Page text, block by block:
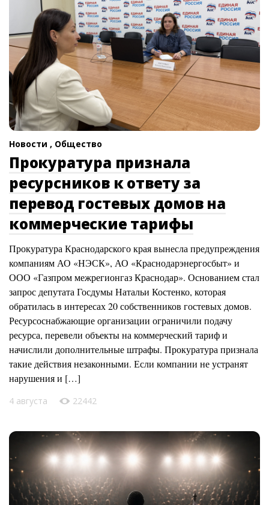
Новости , Общество
Прокуратура признала
ресурсников к ответу за
перевод гостевых домов на
коммерческие тарифы
Прокуратура Краснодарского края вынесла предупреждения
компаниям АО «НЭСК», АО «Краснодарэнергосбыт» и
ООО «Газпром межрегионгаз Краснодар». Основанием стал
запрос депутата Госдумы Натальи Костенко, которая
обратилась в интересах 20 собственников гостевых домов.
Ресурсоснабжающие организации ограничили подачу
ресурса, перевели объекты на коммерческий тариф и
начислили дополнительные штрафы. Прокуратура признала
такие действия незаконными. Если компании не устранят
нарушения и […]
4 августа 22442